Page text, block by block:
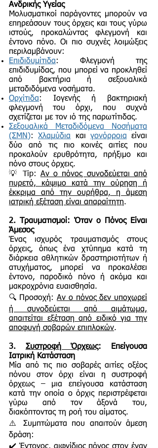
Ανδρικής Υγείας
Μολυσματικοί παράγοντες μπορούν να
επηρεάσουν τους όρχεις και τους γύρω
ιστούς, προκαλώντας φλεγμονή και
έντονο πόνο. Οι πιο συχνές λοιμώξεις
περιλαμβάνουν:
Επιδιδυμίτιδα: Φλεγμονή της
επιδιδυμίδας, που μπορεί να προκληθεί
από βακτήρια ή σεξουαλικά
μεταδιδόμενα νοσήματα.
Ορχίτιδα: Ιογενής ή βακτηριακή
φλεγμονή του όρχι, που συχνά
σχετίζεται με τον ιό της παρωτίτιδας.
Σεξουαλικά Μεταδιδόμενα Νοσήματα
(ΣΜΝ):Χλαμύδια και γονόρροια είναι
δύο από τις πιο κοινές αιτίες που
προκαλούν ερυθρότητα, πρήξιμο και
πόνο στους όρχεις.
💡 Tip: Αν ο πόνος συνοδεύεται από
πυρετό, κάψιμο κατά την ούρηση ή
έκκριμα από την ουρήθρα, η άμεση
ιατρική εξέταση είναι απαραίτητη.
2. Τραυματισμοί: Όταν ο Πόνος Είναι
Άμεσος
Ένας ισχυρός τραυματισμός στους
όρχεις, όπως ένα χτύπημα κατά τη
διάρκεια αθλητικών δραστηριοτήτων ή
ατυχήματος, μπορεί να προκαλέσει
έντονο, παροδικό πόνο ή ακόμα και
μακροχρόνια ευαισθησία.
🔍 Προσοχή:Αν ο πόνος δεν υποχωρεί
ή συνοδεύεται από αιμάτωμα,
απαιτείται εξέταση από ειδικό για την
αποφυγή σοβαρών επιπλοκών.
3. Συστροφή Όρχεως: Επείγουσα
Ιατρική Κατάσταση
Μία από τις πιο σοβαρές αιτίες οξέος
πόνου στον όρχι είναι η συστροφή
όρχεως – μια επείγουσα κατάσταση
κατά την οποία ο όρχις περιστρέφεται
γύρω από τον άξονά του,
διακόπτοντας τη ροή του αίματος.
⚠️ Συμπτώματα που απαιτούν άμεση
δράση: